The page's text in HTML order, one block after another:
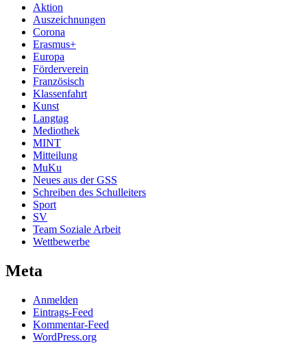
Aktion
Auszeichnungen
Corona
Erasmus+
Europa
Förderverein
Französisch
Klassenfahrt
Kunst
Langtag
Mediothek
MINT
Mitteilung
MuKu
Neues aus der GSS
Schreiben des Schulleiters
Sport
SV
Team Soziale Arbeit
Wettbewerbe
Meta
Anmelden
Eintrags-Feed
Kommentar-Feed
WordPress.org